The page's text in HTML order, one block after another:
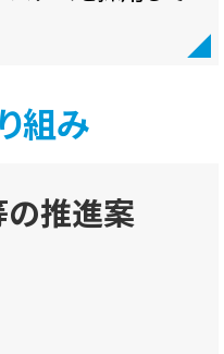
組み
推進案